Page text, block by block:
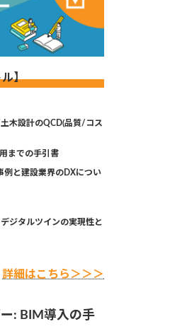
ル】
木設計のQCD(品質/コス
までの手引書
例と建設業界のDXについ
ジタルツインの実現性と
詳細はこちら＞＞＞
: BIM導入の手